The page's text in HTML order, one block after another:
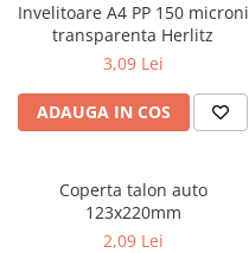
Termosuri
Pahare și sticle pentru scoală
Cutii pentru depozitare
Caiete școlare și hârtie
Caiete muzică
Caiete geografie și biologie
Invelitoare A4 PP 150 microni
transparenta Herlitz
3,09 Lei
ADAUGA IN COS
Coperta talon auto
123x220mm
2,09 Lei